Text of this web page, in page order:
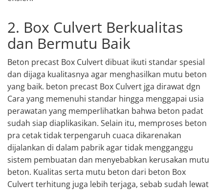
2. Box Culvert Berkualitas
dan Bermutu Baik
Beton precast Box Culvert dibuat ikuti standar spesial
dan dijaga kualitasnya agar menghasilkan mutu beton
yang baik. beton precast Box Culvert jga dirawat dgn
Cara yang memenuhi standar hingga menggapai usia
perawatan yang memperlihatkan bahwa beton padat
sudah siap diaplikasikan. Selain itu, memproses beton
pra cetak tidak terpengaruh cuaca dikarenakan
dijalankan di dalam pabrik agar tidak mengganggu
sistem pembuatan dan menyebabkan kerusakan mutu
beton. Kualitas serta mutu beton dari beton Box
Culvert terhitung juga lebih terjaga, sebab sudah lewat